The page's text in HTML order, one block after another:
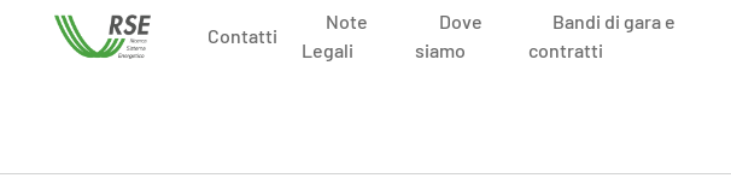
Contatti
Note
Legali
Dove
siamo
Bandi di gara e
contratti